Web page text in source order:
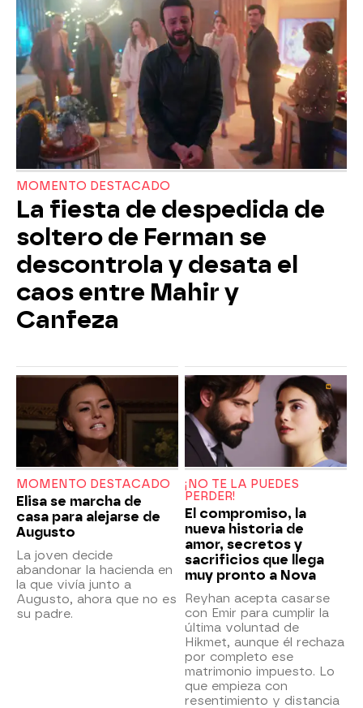
MOMENTO DESTACADO
La fiesta de despedida de
soltero de Ferman se
descontrola y desata el
caos entre Mahir y
Canfeza
MOMENTO DESTACADO
Elisa se marcha de
casa para alejarse de
Augusto
La joven decide
abandonar la hacienda en
la que vivía junto a
Augusto, ahora que no es
su padre.
¡NO TE LA PUEDES
PERDER!
El compromiso, la
nueva historia de
amor, secretos y
sacrificios que llega
muy pronto a Nova
Reyhan acepta casarse
con Emir para cumplir la
última voluntad de
Hikmet, aunque él rechaza
por completo ese
matrimonio impuesto. Lo
que empieza con
resentimiento y distancia